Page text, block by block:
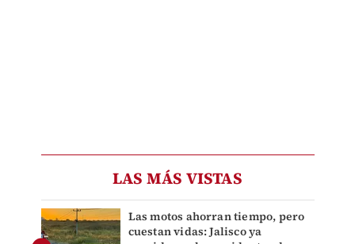
LAS MÁS VISTAS
Las motos ahorran tiempo, pero
cuestan vidas: Jalisco ya